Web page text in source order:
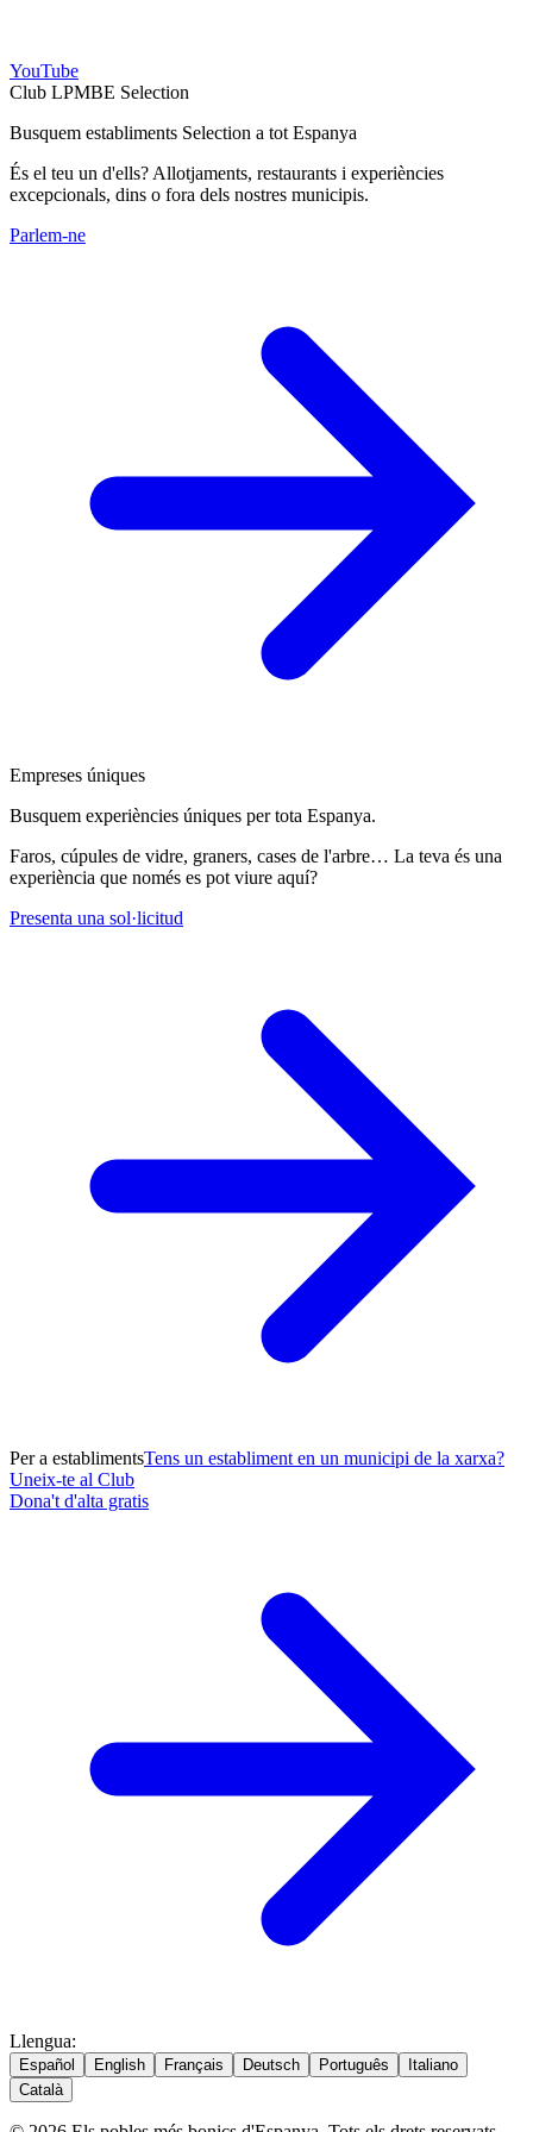
YouTube
Club LPMBE Selection
Busquem establiments Selection a tot Espanya
És el teu un d'ells? Allotjaments, restaurants i experiències
excepcionals, dins o fora dels nostres municipis.
Parlem-ne
Empreses úniques
Busquem experiències úniques per tota Espanya.
Faros, cúpules de vidre, graners, cases de l'arbre… La teva és una
experiència que només es pot viure aquí?
Presenta una sol·licitud
Per a establimentsTens un establiment en un municipi de la xarxa?
Uneix-te al Club
Dona't d'alta gratis
Llengua:
Español English Français Deutsch Português
Italiano
Català